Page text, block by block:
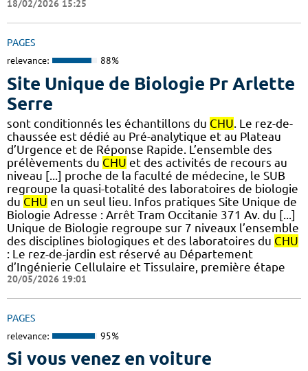
18/02/2026 15:25
PAGES
relevance: 88%
Site Unique de Biologie Pr Arlette
Serre
sont conditionnés les échantillons du CHU . Le rez-de-
chaussée est dédié au Pré-analytique et au Plateau
d’Urgence et de Réponse Rapide. L’ensemble des
prélèvements du CHU et des activités de recours au
niveau [...] proche de la faculté de médecine, le SUB
regroupe la quasi-totalité des laboratoires de biologie
du CHU en un seul lieu. Infos pratiques Site Unique de
Biologie Adresse : Arrêt Tram Occitanie 371 Av. du [...]
Unique de Biologie regroupe sur 7 niveaux l’ensemble
des disciplines biologiques et des laboratoires du CHU
: Le rez-de-jardin est réservé au Département
d’Ingénierie Cellulaire et Tissulaire, première étape
20/05/2026 19:01
PAGES
relevance: 95%
Si vous venez en voiture